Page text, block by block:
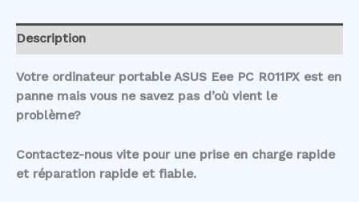
Description
Votre ordinateur portable ASUS Eee PC R011PX est en
panne mais vous ne savez pas d’où vient le
problème?
Contactez-nous vite pour une prise en charge rapide
et réparation rapide et fiable.